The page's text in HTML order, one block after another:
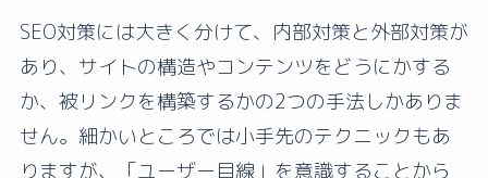
SEO対策には大きく分けて、内部対策と外部対策が
あり、サイトの構造やコンテンツをどうにかする
か、被リンクを構築するかの2つの手法しかありま
せん。細かいところでは小手先のテクニックもあ
りますが、「ユーザー目線」を意識することから